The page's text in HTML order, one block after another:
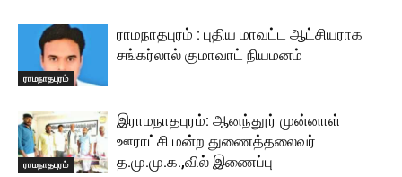
ராமநாதபுரம்
ராமநாதபுரம் : புதிய மாவட்ட ஆட்சியராக
சங்கர்லால் குமாவாட் நியமனம்
ராமநாதபுரம்
இராமநாதபுரம்: ஆனந்தூர் முன்னாள்
ஊராட்சி மன்ற துணைத்தலைவர்
த.மு.மு.க.,வில் இணைப்பு